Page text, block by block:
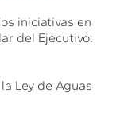
iniciativas en
del Ejecutivo:
Ley de Aguas